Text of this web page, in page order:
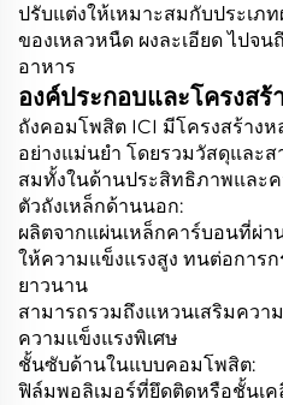
ปรับแต่งให้เหมาะสมกับประเภ
ของเหลวหนืด ผงละเอียด ไปจ
อาหาร
องค์ประกอบและโครงส
ถังคอมโพสิต ICI มีโครงสร้าง
อย่างแม่นยำ โดยรวมวัสดุและ
สมทั้งในด้านประสิทธิภาพและ
ตัวถังเหล็กด้านนอก:
ผลิตจากแผ่นเหล็กคาร์บอนที่ผ่า
ให้ความแข็งแรงสูง ทนต่อการ
ยาวนาน
สามารถรวมถึงแหวนเสริมควา
ความแข็งแรงพิเศษ
ชั้นซับด้านในแบบคอมโพสิต:
ฟิล์มพอลิเมอร์ที่ยึดติดหรือชั้นเ